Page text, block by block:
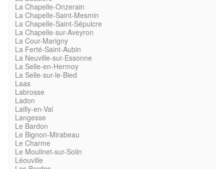
La Chapelle-Onzerain
La Chapelle-Saint-Mesmin
La Chapelle-Saint-Sépulcre
La Chapelle-sur-Aveyron
La Cour-Marigny
La Ferté-Saint-Aubin
La Neuville-sur-Essonne
La Selle-en-Hermoy
La Selle-sur-le-Bied
Laas
Labrosse
Ladon
Lailly-en-Val
Langesse
Le Bardon
Le Bignon-Mirabeau
Le Charme
Le Moulinet-sur-Solin
Léouville